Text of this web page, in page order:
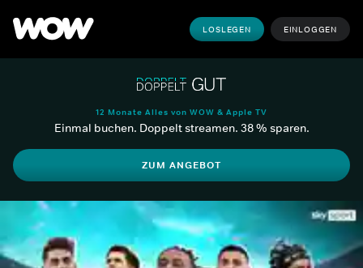
LOSLEGEN EINLOGGEN
12 Monate Alles von WOW & Apple TV
Einmal buchen. Doppelt streamen. 38 % sparen.
ZUM ANGEBOT